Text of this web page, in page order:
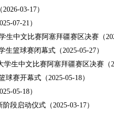
03-17）
07-21）
中文比赛阿塞拜疆赛区决赛（
篮球赛闭幕式（2025-05-27）
生中文比赛阿塞拜疆赛区决赛（
赛开幕式（2025-05-18）
05-18）
段启动仪式（2025-03-17）